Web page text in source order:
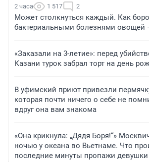
2 часа 1 517 2
Может столкнуться каждый. Как
бактериальными болезнями овощей
«Заказали на 3-летие»: перед
Казани турок забрал торт на день
В уфимский приют привезли
которая почти ничего о себе не
вдруг она вам знакома
«Она крикнула: „Дядя Боря!“»
ночью у океана во Вьетнаме. Что
последние минуты пропажи девушки